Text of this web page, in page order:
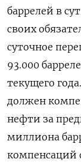
баррелей в
своих
суточное
93.000
текущего
должен
нефти за
миллиона
компенсаций